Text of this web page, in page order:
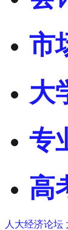
市
大
专
高
人大经济论坛